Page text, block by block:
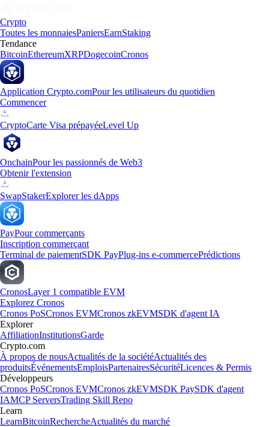
Crypto
Toutes les monnaiesPaniersEarnStaking
Tendance
BitcoinEthereumXRPDogecoinCronos
Application Crypto.comPour les utilisateurs du quotidien
Commencer
CryptoCarte Visa prépayéeLevel Up
OnchainPour les passionnés de Web3
Obtenir l'extension
SwapStakerExplorer les dApps
PayPour commerçants
Inscription commerçant
Terminal de paiementSDK PayPlug-ins e-commercePrédictions
CronosLayer 1 compatible EVM
Explorez Cronos
Cronos PoSCronos EVMCronos zkEVMSDK d'agent IA
Explorer
AffiliationInstitutionsGarde
Crypto.com
À propos de nousActualités de la sociétéActualités des
produitsÉvénementsEmploisPartenairesSécuritéLicences & Permis
Développeurs
Cronos PoSCronos EVMCronos zkEVMSDK PaySDK d'agent
IAMCP ServersTrading Skill Repo
Learn
LearnBitcoinRechercheActualités du marché